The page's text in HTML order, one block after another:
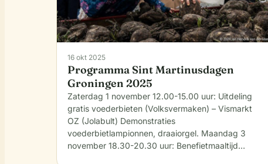
16 okt 2025
Programma Sint Martinusdagen
Groningen 2025
Zaterdag 1 november 12.00-15.00 uur: Uitdeling
gratis voederbieten (Volksvermaken) – Vismarkt
OZ (Jolabult) Demonstraties
voederbietlampionnen, draaiorgel. Maandag 3
november 18.30-20.30 uur: Benefietmaaltijd…